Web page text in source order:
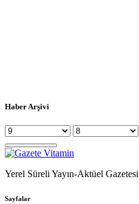
Haber Arşivi
Yerel Süreli Yayın-Aktüel Gazetesi
Sayfalar